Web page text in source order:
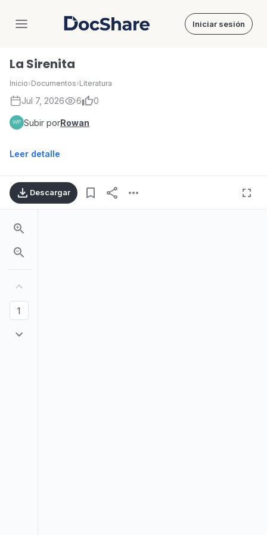
DocShare Iniciar sesión
La Sirenita
Inicio›Documentos›Literatura
Jul 7, 2026 6 0
Subir porRowan
Leer detalle
Descargar